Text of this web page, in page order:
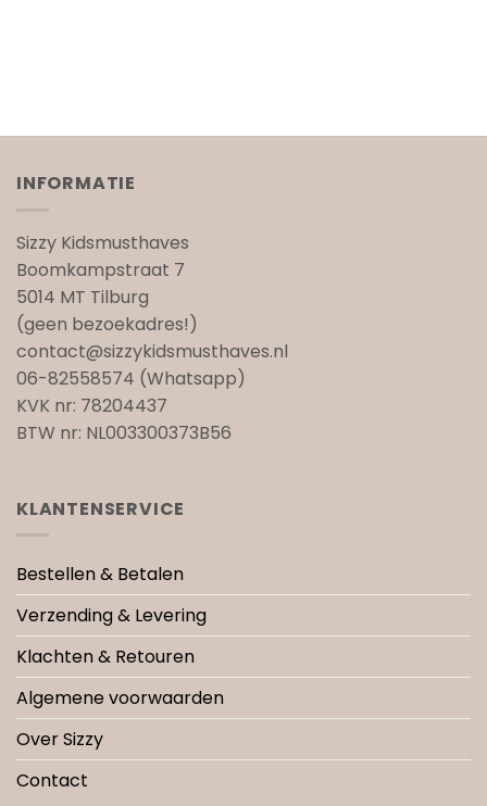
INFORMATIE
Sizzy Kidsmusthaves
Boomkampstraat 7
5014 MT Tilburg
(geen bezoekadres!)
contact@sizzykidsmusthaves.nl
06-82558574 (Whatsapp)
KVK nr: 78204437
BTW nr: NL003300373B56
KLANTENSERVICE
Bestellen & Betalen
Verzending & Levering
Klachten & Retouren
Algemene voorwaarden
Over Sizzy
Contact